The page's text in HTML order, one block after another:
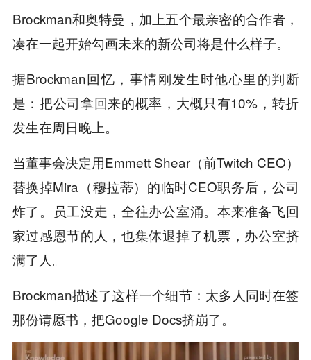
Brockman和奥特曼，加上五个最亲密的合作者，
凑在一起开始勾画未来的新公司将是什么样子。
据Brockman回忆，事情刚发生时他心里的判断
是：把公司拿回来的概率，大概只有10%，转折
发生在周日晚上。
当董事会决定用Emmett Shear（前Twitch CEO）
替换掉Mira（穆拉蒂）的临时CEO职务后，公司
炸了。员工没走，全往办公室涌。本来准备飞回
家过感恩节的人，也集体退掉了机票，办公室挤
满了人。
Brockman描述了这样一个细节：太多人同时在签
那份请愿书，把Google Docs挤崩了。